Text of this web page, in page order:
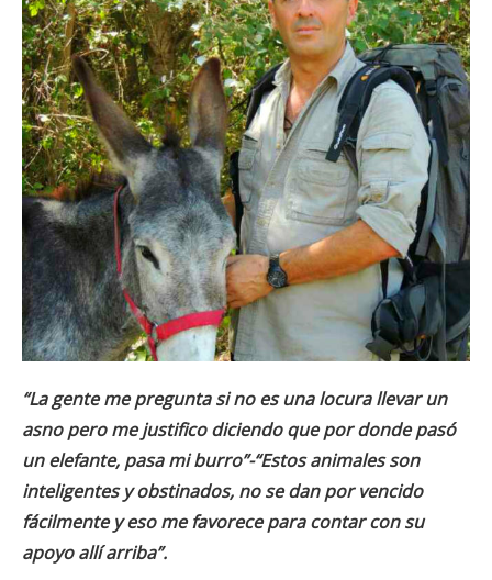
“La gente me pregunta si no es una locura llevar un
asno pero me justifico diciendo que por donde pasó
un elefante, pasa mi burro”-“Estos animales son
inteligentes y obstinados, no se dan por vencido
fácilmente y eso me favorece para contar con su
apoyo allí arriba”.